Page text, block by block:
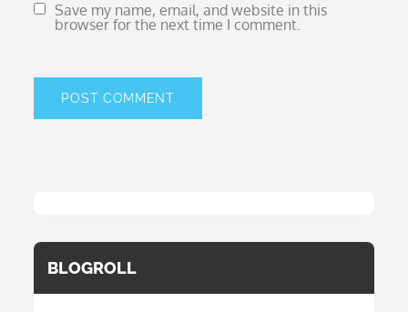
Save my name, email, and website in this
browser for the next time I comment.
BLOGROLL